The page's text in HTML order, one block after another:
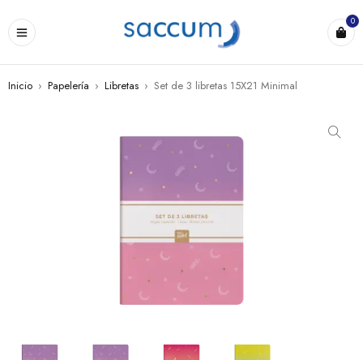
0
Inicio › Papelería › Libretas › Set de 3 libretas 15X21 Minimal